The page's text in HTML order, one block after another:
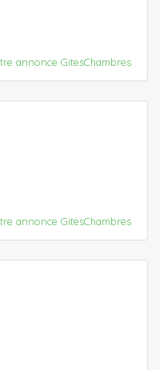
annonce GitesChambres
annonce GitesChambres